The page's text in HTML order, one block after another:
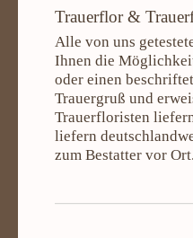
Trauerflor &
Alle von uns
Ihnen die
oder einen
Trauergruß und
Trauerfloristen
liefern
zum Bestatter vor Ort.